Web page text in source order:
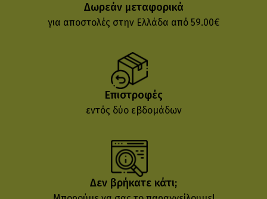
Δωρεάν μεταφορικά
για αποστολές στην Ελλάδα από 59.00€
Επιστροφές
εντός δύο εβδομάδων
Δεν βρήκατε κάτι;